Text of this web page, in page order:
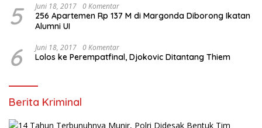
5 Juni 18, 2017 0 Komentar
256 Apartemen Rp 137 M di Margonda Diborong Ikatan
Alumni UI
6 Juni 18, 2017 0 Komentar
Lolos ke Perempatfinal, Djokovic Ditantang Thiem
Berita Kriminal